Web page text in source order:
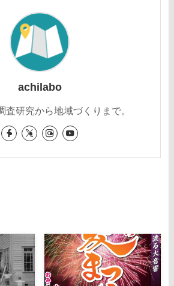
achilabo
査研究から地域づくりまで。